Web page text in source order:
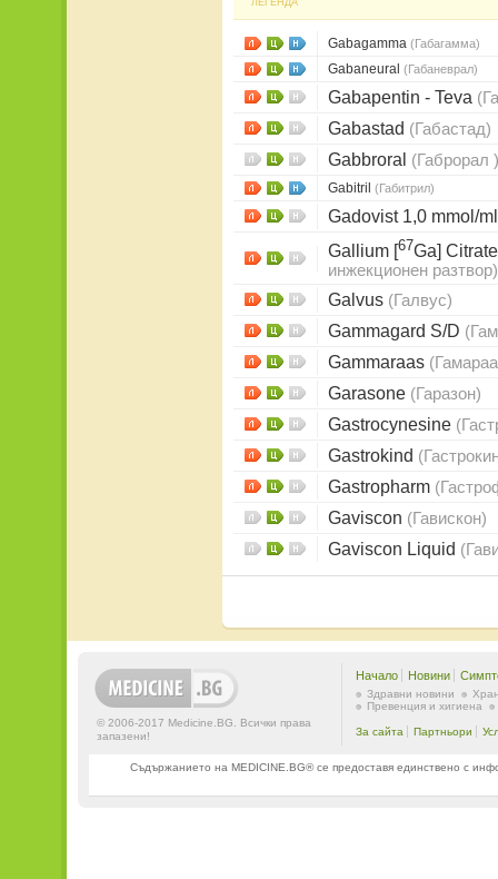
ЛЕГЕНДА
Gabagamma (Габагамма)
Gabaneural (Габаневрал)
Gabapentin - Teva
Gabastad (Габастад)
Gabbroral (Габрорал )
Gabitril (Габитрил)
Gadovist 1,0 mmol/
Gallium [67Ga]
инжекционен разтвор)
Galvus (Галвус)
Gammagard S/D
Gammaraas
Garasone (Гаразон)
Gastrocynesine
Gastrokind
Gastropharm
Gaviscon (Гавискон)
Gaviscon Liquid
© 2006-2017 Medicine.BG. Всички права
запазени!
Начало Новини
Здравни новини
Превенция и хигиена
За сайта Партньори
Съдържанието на MEDICINE.BG® се предоставя единствено с